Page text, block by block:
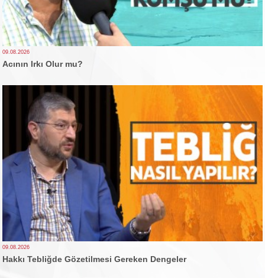
09.08.2026
Acının Irkı Olur mu?
09.08.2026
Hakkı Tebliğde Gözetilmesi Gereken Dengeler